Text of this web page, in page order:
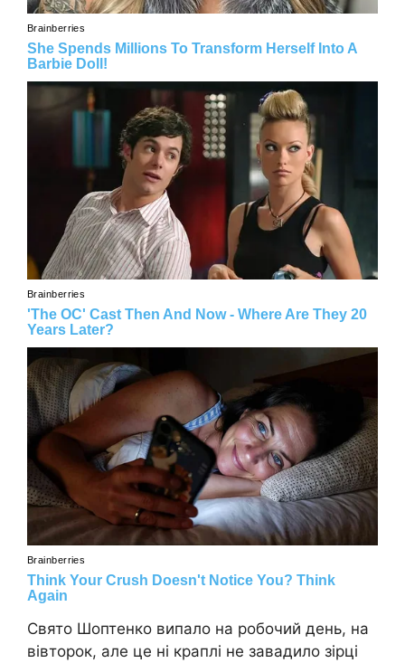
Свято Шоптенко випало на робочий день, на
вівторок, але це ні краплі не завадило зірці